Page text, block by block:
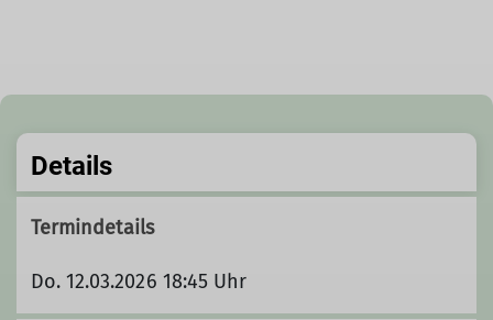
Details
Termindetails
Do. 12.03.2026 18:45 Uhr